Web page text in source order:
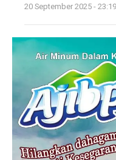
20 September 2025 -